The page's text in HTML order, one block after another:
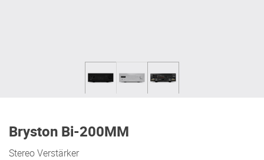
Bryston Bi-200MM
Stereo Verstärker